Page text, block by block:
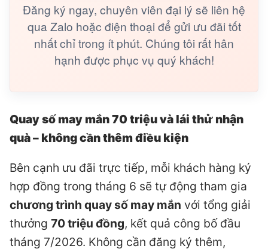
Đăng ký ngay, chuyên viên đại lý sẽ liên hệ
qua Zalo hoặc điện thoại để gửi ưu đãi tốt
nhất chỉ trong ít phút. Chúng tôi rất hân
hạnh được phục vụ quý khách!
Quay số may mắn 70 triệu và lái thử nhận
quà – không cần thêm điều kiện
Bên cạnh ưu đãi trực tiếp, mỗi khách hàng ký
hợp đồng trong tháng 6 sẽ tự động tham gia
chương trình quay số may mắn với tổng giải
thưởng 70 triệu đồng, kết quả công bố đầu
tháng 7/2026. Không cần đăng ký thêm,